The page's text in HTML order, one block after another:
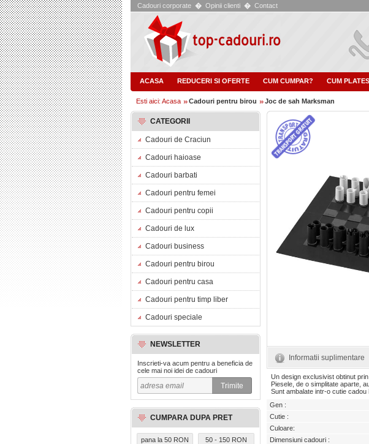
Cadouri corporate � Opinii clienti � Contact
ACASA REDUCERI SI OFERTE CUM CUMPAR? CUM
Esti aici: Acasa Cadouri pentru birou Joc de sah Marksman
CATEGORII
Cadouri de Craciun
Cadouri haioase
Cadouri barbati
Cadouri pentru femei
Cadouri pentru copii
Cadouri de lux
Cadouri business
Cadouri pentru birou
Cadouri pentru casa
Cadouri pentru timp liber
Cadouri speciale
NEWSLETTER
Inscrieti-va acum pentru a beneficia de
cele mai noi idei de cadouri
CUMPARA DUPA PRET
pana la 50 RON 50 - 150 RON
Informatii suplimentare
Un design exclusivist obtinut
Piesele, de o simplitate aparte,
Sunt ambalate intr-o cutie cadou
Gen :
Cutie :
Culoare:
Dimensiuni cadouri :